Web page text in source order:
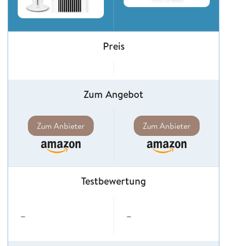
Preis
Zum Angebot
Zum Anbieter Zum Anbieter
Testbewertung
– –